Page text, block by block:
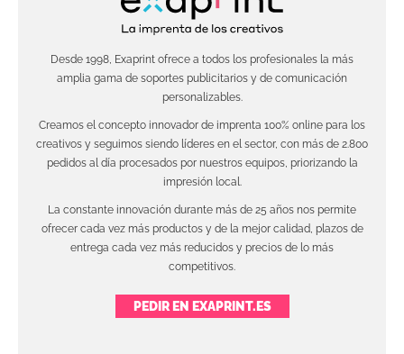
Desde 1998, Exaprint ofrece a todos los profesionales la más
amplia gama de soportes publicitarios y de comunicación
personalizables.
Creamos el concepto innovador de imprenta 100% online para los
creativos y seguimos siendo líderes en el sector, con más de 2.800
pedidos al día procesados por nuestros equipos, priorizando la
impresión local.
La constante innovación durante más de 25 años nos permite
ofrecer cada vez más productos y de la mejor calidad, plazos de
entrega cada vez más reducidos y precios de lo más
competitivos.
PEDIR EN EXAPRINT.ES